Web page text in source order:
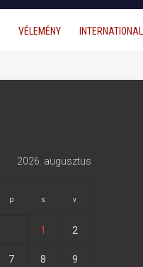
VÉLEMÉNY INTERNATIONAL
2026. augusztus
p s v
1 2
7 8 9